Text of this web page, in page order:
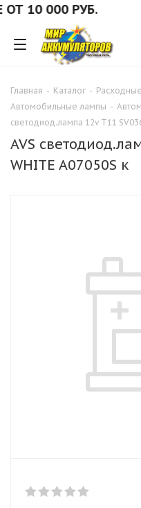
10 000 РУБ.
Главная - Каталог -
Автомобильные лампы -
светодиод.лампа 12v T11
AVS
WHITE A07050S к